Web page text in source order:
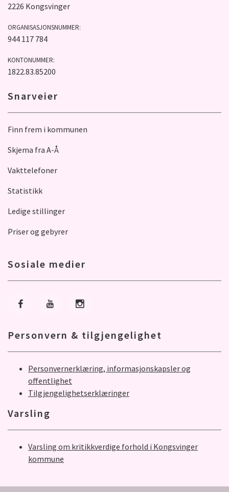
2226 Kongsvinger
ORGANISASJONSNUMMER:
944 117 784
KONTONUMMER:
1822.83.85200
Snarveier
Finn frem i kommunen
Skjema fra A-Å
Vakttelefoner
Statistikk
Ledige stillinger
Priser og gebyrer
Sosiale medier
Gå til Facebook
Gå til YoutubeGå til Instagram
Personvern & tilgjengelighet
Personvernerklæring, informasjonskapsler og
offentlighet
Tilgjengelighetserklæringer
Varsling
Varsling om kritikkverdige forhold i Kongsvinger
kommune